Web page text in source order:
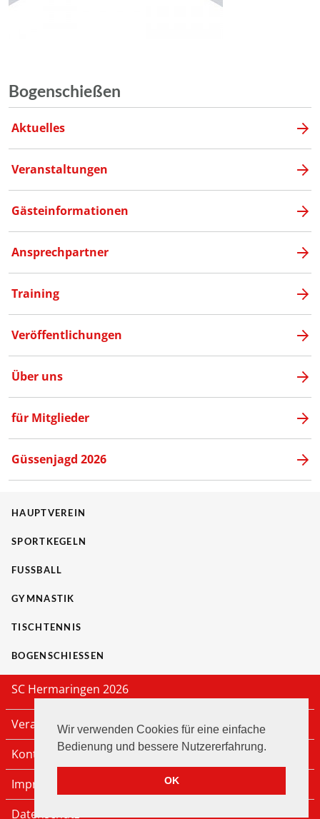
Wir verwenden Cookies für eine einfache
Bedienung und bessere Nutzererfahrung.
OK
Bogenschießen
Aktuelles
Veranstaltungen
Gästeinformationen
Ansprechpartner
Training
Veröffentlichungen
Über uns
für Mitglieder
Güssenjagd 2026
HAUPTVEREIN
SPORTKEGELN
FUSSBALL
GYMNASTIK
TISCHTENNIS
BOGENSCHIESSEN
SC Hermaringen 2026
Veranstaltungen
Kontakt
Impressum
Datenschutz